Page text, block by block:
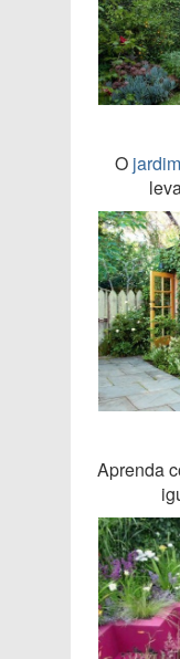
O jardim
Aprenda